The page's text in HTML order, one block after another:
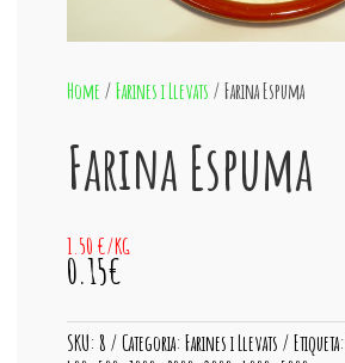
Home /Farines i Llevats / Farina Espuma
Farina Espuma
1.50 €/KG
0.15€
SKU: 8 Categoria:Farines i Llevats Etiqueta: